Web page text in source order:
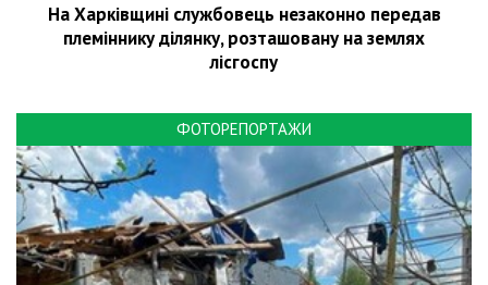
На Харківщині службовець незаконно передав
племіннику ділянку, розташовану на землях
лісгоспу
ФОТОРЕПОРТАЖИ